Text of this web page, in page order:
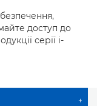
доступ до
серії i-
+